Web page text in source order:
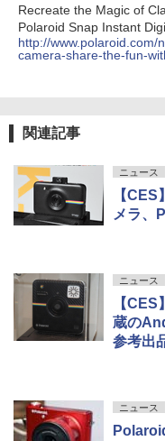
Recreate the Magic of
Polaroid Snap Instant
http://www.polaroid.com/
camera-share-the-fun-
関連記事
ニュース
【
メラ、
ニュース
【
蔵の
参考出
ニュース